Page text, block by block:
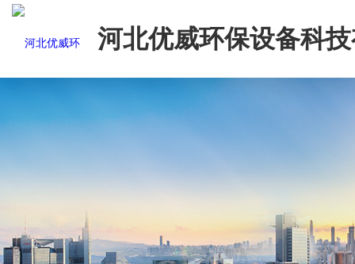
河北优威环保设备科
司